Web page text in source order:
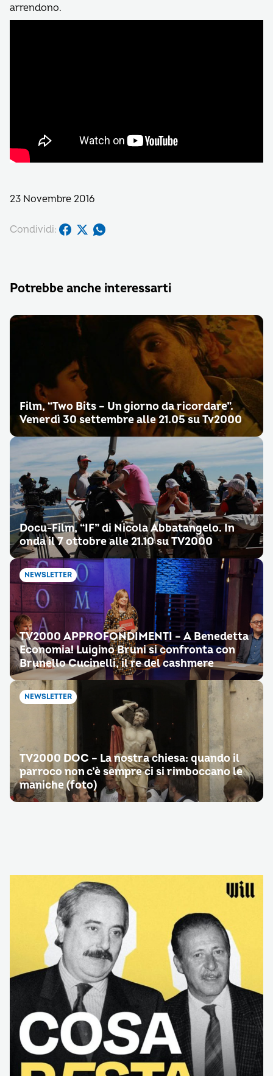
arrendono.
23 Novembre 2016
Condividi:
Potrebbe anche interessarti
Film, “Two Bits – Un giorno da ricordare”.
Venerdì 30 settembre alle 21.05 su Tv2000
Docu-Film, “IF” di Nicola Abbatangelo. In
onda il 7 ottobre alle 21.10 su TV2000
NEWSLETTER
TV2000 APPROFONDIMENTI – A Benedetta
Economia! Luigino Bruni si confronta con
Brunello Cucinelli, il re del cashmere
NEWSLETTER
TV2000 DOC – La nostra chiesa: quando il
parroco non c’è sempre ci si rimboccano le
maniche (foto)